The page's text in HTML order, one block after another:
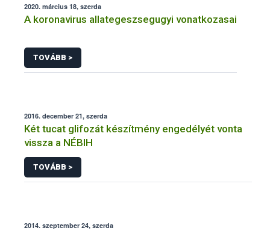
2020. március 18, szerda
A koronavirus allategeszsegugyi vonatkozasai
TOVÁBB >
2016. december 21, szerda
Két tucat glifozát készítmény engedélyét vonta
vissza a NÉBIH
TOVÁBB >
2014. szeptember 24, szerda